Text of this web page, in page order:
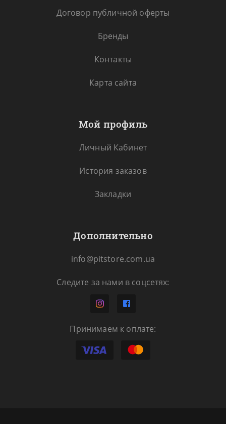
Договор публичной оферты
Бренды
Контакты
Карта сайта
Мой профиль
Личный Кабинет
История заказов
Закладки
Дополнительно
info@pitstore.com.ua
Следите за нами в соцсетях:
Принимаем к оплате: